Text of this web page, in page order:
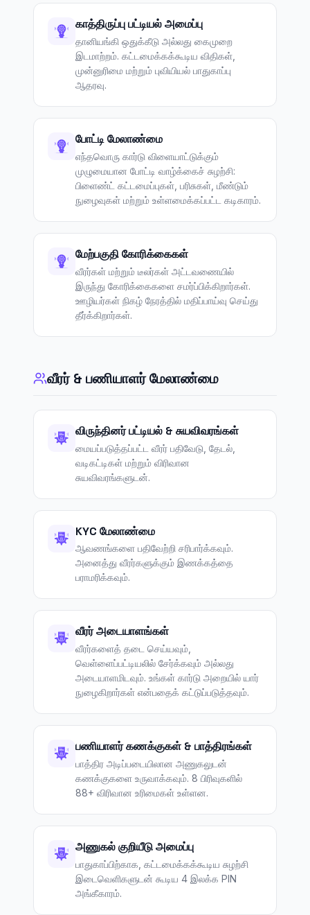
காத்திருப்பு பட்டியல் அமைப்பு
தானியங்கி ஒதுக்கீடு அல்லது கைமுறை
இடமாற்றம். கட்டமைக்கக்கூடிய விதிகள்,
முன்னுரிமை மற்றும் புவியியல் பாதுகாப்பு
ஆதரவு.
போட்டி மேலாண்மை
எந்தவொரு கார்டு விளையாட்டுக்கும்
முழுமையான போட்டி வாழ்க்கைச் சுழற்சி:
பிளைண்ட் கட்டமைப்புகள், பரிசுகள், மீண்டும்
நுழைவுகள் மற்றும் உள்ளமைக்கப்பட்ட கடிகாரம்.
மேற்பகுதி கோரிக்கைகள்
வீரர்கள் மற்றும் டீலர்கள் அட்டவணையில்
இருந்து கோரிக்கைகளை சமர்ப்பிக்கிறார்கள்.
ஊழியர்கள் நிகழ் நேரத்தில் மதிப்பாய்வு செய்து
தீர்க்கிறார்கள்.
வீரர் & பணியாளர் மேலாண்மை
விருந்தினர் பட்டியல் & சுயவிவரங்கள்
மையப்படுத்தப்பட்ட வீரர் பதிவேடு, தேடல்,
வடிகட்டிகள் மற்றும் விரிவான
சுயவிவரங்களுடன்.
KYC மேலாண்மை
ஆவணங்களை பதிவேற்றி சரிபார்க்கவும்.
அனைத்து வீரர்களுக்கும் இணக்கத்தை
பராமரிக்கவும்.
வீரர் அடையாளங்கள்
வீரர்களைத் தடை செய்யவும்,
வெள்ளைப்பட்டியலில் சேர்க்கவும் அல்லது
அடையாளமிடவும். உங்கள் கார்டு அறையில் யார்
நுழைகிறார்கள் என்பதைக் கட்டுப்படுத்தவும்.
பணியாளர் கணக்குகள் & பாத்திரங்கள்
பாத்திர அடிப்படையிலான அணுகலுடன்
கணக்குகளை உருவாக்கவும். 8 பிரிவுகளில்
88+ விரிவான உரிமைகள் உள்ளன.
அணுகல் குறியீடு அமைப்பு
பாதுகாப்பிற்காக, கட்டமைக்கக்கூடிய சுழற்சி
இடைவெளிகளுடன் கூடிய 4 இலக்க PIN
அங்கீகாரம்.